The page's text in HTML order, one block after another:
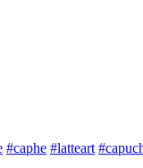
#caphe #latteart